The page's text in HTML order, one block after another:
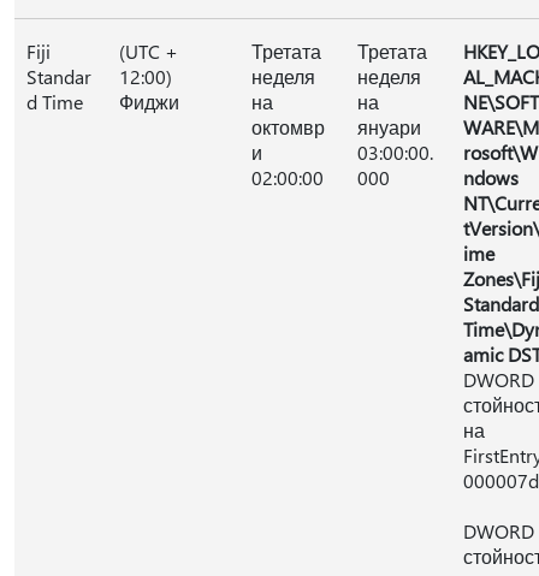
Fiji
Standar
d Time
(UTC +
12:00)
Фиджи
Третата
неделя
на
октомвр
и
02:00:00
Третата
неделя
на
януари
03:00:00.
000
NE\SOFT
ndows
ime
Standard
amic
DWORD
на
DWORD